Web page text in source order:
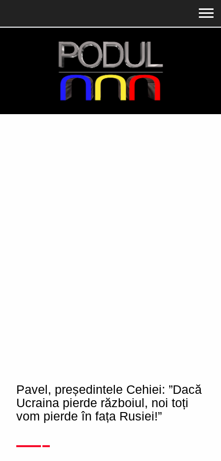
Pavel, președintele Cehiei: ”Dacă
Ucraina pierde războiul, noi toți
vom pierde în fața Rusiei!”